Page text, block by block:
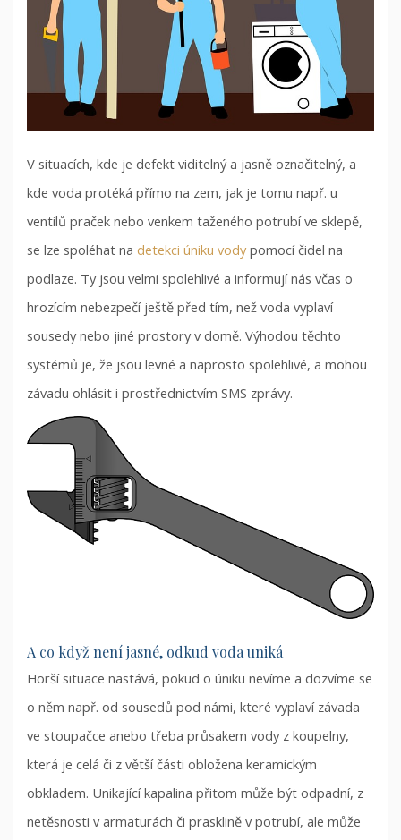
V situacích, kde je defekt viditelný a jasně označitelný, a
kde voda protéká přímo na zem, jak je tomu např. u
ventilů praček nebo venkem taženého potrubí ve sklepě,
se lze spoléhat na detekci úniku vodypomocí čidel na
podlaze. Ty jsou velmi spolehlivé a informují nás včas o
hrozícím nebezpečí ještě před tím, než voda vyplaví
sousedy nebo jiné prostory v domě. Výhodou těchto
systémů je, že jsou levné a naprosto spolehlivé, a mohou
závadu ohlásit i prostřednictvím SMS zprávy.
A co když není jasné, odkud voda uniká
Horší situace nastává, pokud o úniku nevíme a dozvíme se
o něm např. od sousedů pod námi, které vyplaví závada
ve stoupačce anebo třeba průsakem vody z koupelny,
která je celá či z větší části obložena keramickým
obkladem. Unikající kapalina přitom může být odpadní, z
netěsnosti v armaturách či prasklině v potrubí, ale může